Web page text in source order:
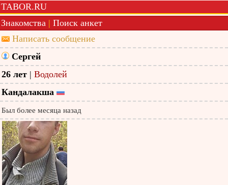
TABOR.RU
Знакомства | Поиск анкет
Написать сообщение
Сергей
26 лет | Водолей
Кандалакша
Был более месяца назад